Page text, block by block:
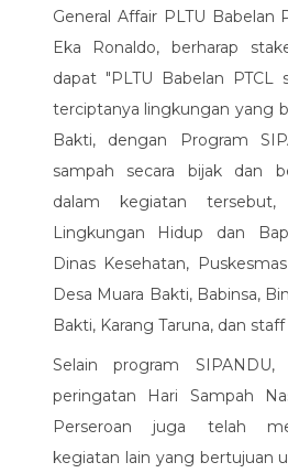
General Affair PLTU Babelan
Eka Ronaldo, berharap
dapat "PLTU Babelan PTCL
terciptanya lingkungan yang
Bakti, dengan Program
sampah secara bijak dan
dalam kegiatan tersebut,
Lingkungan Hidup dan
Dinas Kesehatan,
Desa Muara Bakti, Babinsa,
Bakti, Karang Taruna, dan
Selain program SIPANDU,
peringatan Hari Sampah
Perseroan juga telah
kegiatan lain yang bertujuan